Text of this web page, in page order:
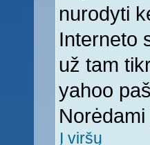
nurodyti
Interneto
už tam
yahoo
Į viršų